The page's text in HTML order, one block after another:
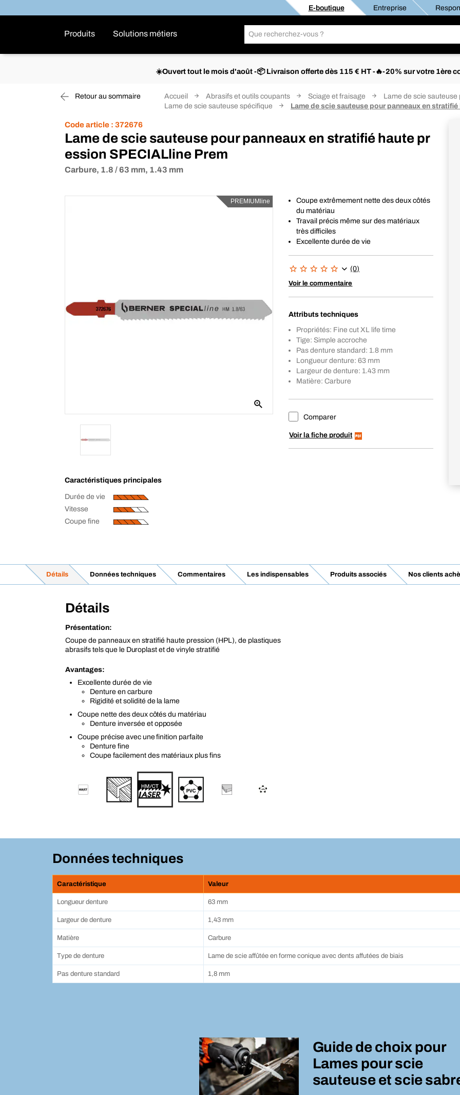
E-boutique Entreprise
Produits Solutions métiers
☀️Ouvert tout le mois d'août -📦 Livraison offerte dès 115 € HT -🔥-20% sur votre 1ère
Retour au sommaire Accueil Abrasifs et outils coupants Sciage et fraisage
Lame de scie
Lame de scie sauteuse spécifique
Lame de scie sauteuse pour panneaux en
Code article : 372676
Lame de scie sauteuse pour panneaux en stratifié haute pr
ession SPECIALline Prem
Carbure, 1.8 / 63 mm, 1.43 mm
PREMIUMline
Caractéristiques principales
Durée de vie
Vitesse
Coupe fine
Coupe extrêmement nette des deux côtés
du matériau
Travail précis même sur des matériaux
très difficiles
Excellente durée de vie
(0)
Voir le commentaire
Attributs techniques
Propriétés: Fine cut XL life time
Tige: Simple accroche
Pas denture standard: 1.8 mm
Longueur denture: 63 mm
Largeur de denture: 1.43 mm
Matière: Carbure
Comparer
Voir la fiche produit
Détails Données techniques Commentaires Les indispensables Produits associés Nos clients
Détails
Présentation:
Coupe de panneaux en stratifié haute pression (HPL), de plastiques
abrasifs tels que le Duroplast et de vinyle stratifié
Avantages:
Excellente durée de vie
Denture en carbure
Rigidité et solidité de la lame
Coupe nette des deux côtés du matériau
Denture inversée et opposée
Coupe précise avec une finition parfaite
Denture fine
Coupe facilement des matériaux plus fins
Données techniques
Caractéristique Valeur
Longueur denture 63 mm
Largeur de denture 1,43 mm
Matière Carbure
Type de denture Lame de scie affûtée en forme conique avec dents affutées de biais
Pas denture standard 1,8 mm
Guide de choix pour
Lames pour scie
sauteuse et scie